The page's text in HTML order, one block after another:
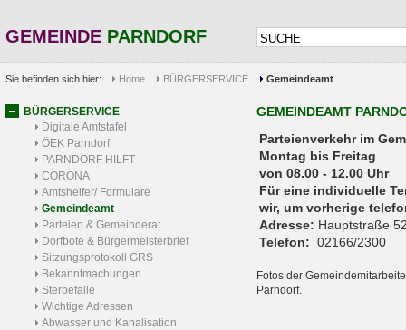
GEMEINDE PARNDORF
Sie befinden sich hier: Home BÜRGERSERVICE Gemeindeamt
BÜRGERSERVICE
Digitale Amtstafel
ÖEK Parndorf
PARNDORF HILFT
CORONA
Amtshelfer/ Formulare
Gemeindeamt
Parteien & Gemeinderat
Dorfbote & Bürgermeisterbrief
Sitzungsprotokoll GRS
Bekanntmachungen
Sterbefälle
Wichtige Adressen
Abwasser und Kanalisation
GEMEINDEAMT
Parteienverkehr
Montag bis Freitag
von 08.00 - 12.00 Uhr
Für eine individuelle
wir, um vorherige
Adresse: Hauptstraße
Telefon: 02166/2300
Fotos der
Parndorf.